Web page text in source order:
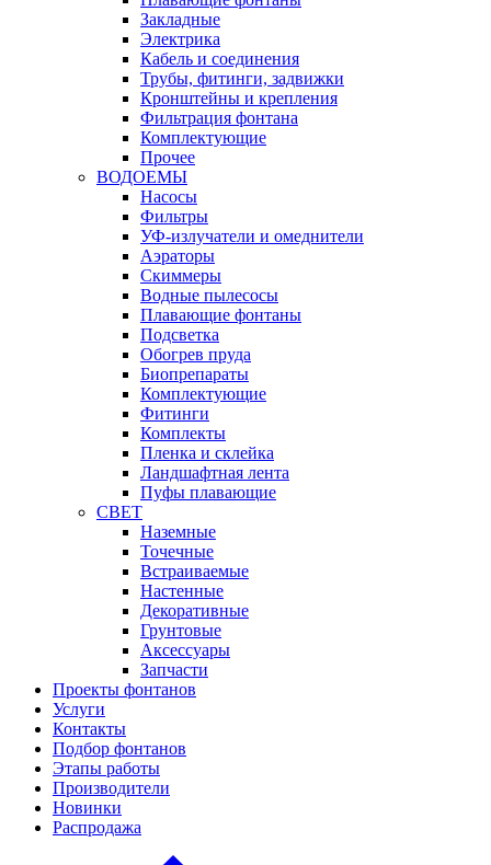
Закладные
Электрика
Кабель и соединения
Трубы, фитинги, задвижки
Кронштейны и крепления
Фильтрация фонтана
Комплектующие
Прочее
ВОДОЕМЫ
Насосы
Фильтры
УФ-излучатели и омеднители
Аэраторы
Cкиммеры
Водные пылесосы
Плавающие фонтаны
Подсветка
Обогрев пруда
Биопрепараты
Комплектующие
Фитинги
Комплекты
Пленка и склейка
Ландшафтная лента
Пуфы плавающие
СВЕТ
Наземные
Точечные
Встраиваемые
Настенные
Декоративные
Грунтовые
Аксессуары
Запчасти
Проекты фонтанов
Услуги
Контакты
Подбор фонтанов
Этапы работы
Производители
Новинки
Распродажа